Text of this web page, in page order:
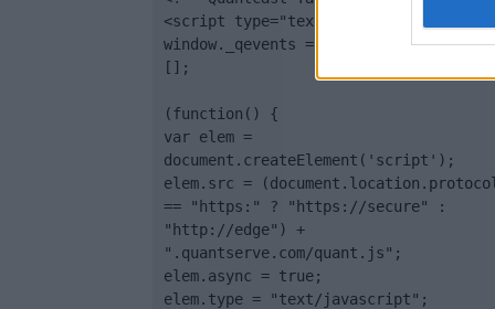
<script type="text/javascript">
window._qevents = window._qevents ||
[];
(function() {
var elem =
document.createElement('script');
elem.src = (document.location.protocol
== "https:" ? "https://secure" :
"http://edge") +
".quantserve.com/quant.js";
elem.async = true;
elem.type = "text/javascript";